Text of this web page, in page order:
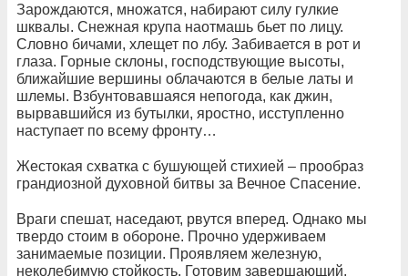
Зарождаются, множатся, набирают силу гулкие
шквалы. Снежная крупа наотмашь бьет по лицу.
Словно бичами, хлещет по лбу. Забивается в рот и
глаза. Горные склоны, господствующие высоты,
ближайшие вершины облачаются в белые латы и
шлемы. Взбунтовавшаяся непогода, как джин,
вырвавшийся из бутылки, яростно, исступленно
наступает по всему фронту…
Жестокая схватка с бушующей стихией – прообраз
грандиозной духовной битвы за Вечное Спасение.
Враги спешат, наседают, рвутся вперед. Однако мы
твердо стоим в обороне. Прочно удерживаем
занимаемые позиции. Проявляем железную,
неколебимую стойкость. Готовим завершающий,